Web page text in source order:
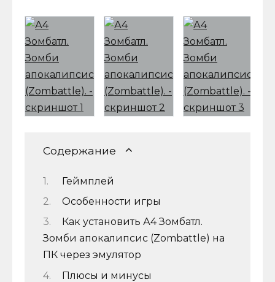
Содержание
Геймплей
Особенности игры
Как установить А4 Зомбатл.
Зомби апокалипсис (Zombattle) на
ПК через эмулятор
Плюсы и минусы